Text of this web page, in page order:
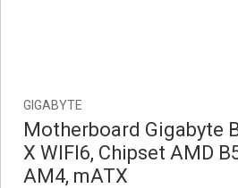
GIGABYTE
Motherboard Gigabyte
X WIFI6, Chipset AMD
AM4, mATX